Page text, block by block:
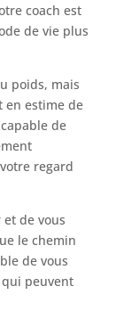
coach est
de vie plus
poids, mais
en estime de
de
regard
de vous
le chemin
de vous
peuvent